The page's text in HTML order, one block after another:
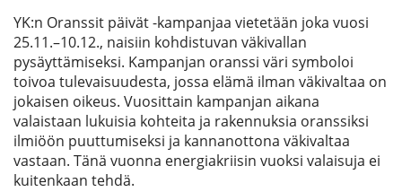
YK:n Oranssit päivät -kampanjaa vietetään joka vuosi
25.11.–10.12., naisiin kohdistuvan väkivallan
pysäyttämiseksi. Kampanjan oranssi väri symboloi
toivoa tulevaisuudesta, jossa elämä ilman väkivaltaa on
jokaisen oikeus. Vuosittain kampanjan aikana
valaistaan lukuisia kohteita ja rakennuksia oranssiksi
ilmiöön puuttumiseksi ja kannanottona väkivaltaa
vastaan. Tänä vuonna energiakriisin vuoksi valaisuja ei
kuitenkaan tehdä.